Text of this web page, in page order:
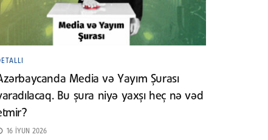
Media və Yayım Şurası
Bu şura niyə yaxşı heç nə vəd
16 İYUN 2026